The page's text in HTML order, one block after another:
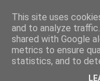
This site uses
and to analyze
shared with Google
metrics to ensure
statistics, and to